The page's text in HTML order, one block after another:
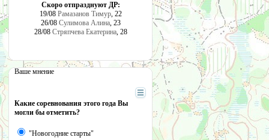
Скоро отпразднуют ДР:
19/08 Рамазанов Тимур, 22
26/08 Сулимова Алина, 23
28/08 Стряпчева Екатерина, 28
Ваше мнение
Какие соревнования этого года Вы
могли бы отметить?
"Новогодние старты"